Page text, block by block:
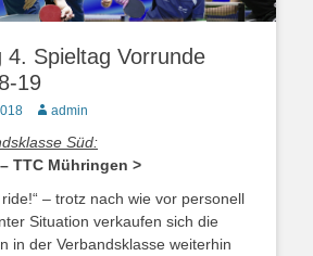
4. Spieltag Vorrunde
19
Autoradmin
Süd:
TTC Mühringen >
ride!“ – trotz nach wie vor personell
Situation verkaufen sich die
in der Verbandsklasse weiterhin